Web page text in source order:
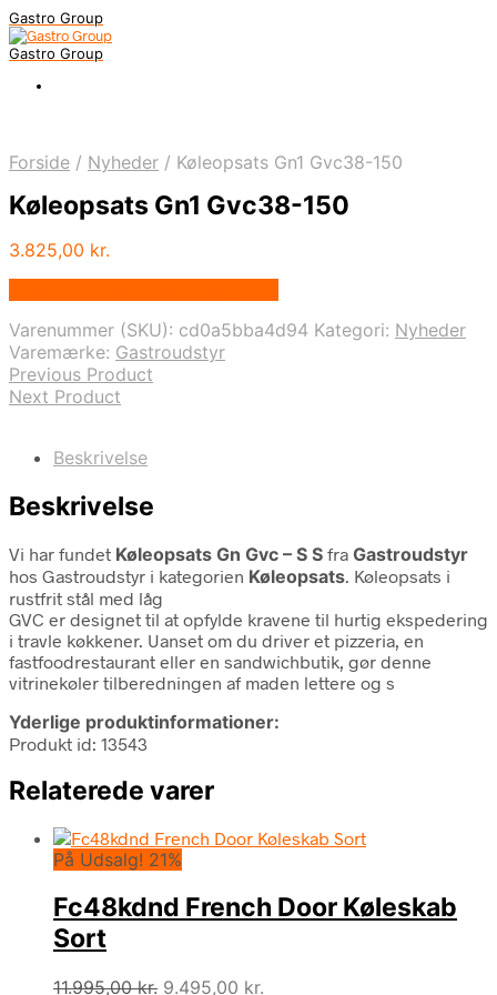
Gastro Group
Gastro Group
Forside / Nyheder / Køleopsats Gn1 Gvc38-150
Køleopsats Gn1 Gvc38-150
3.825,00 kr.
Varenummer (SKU): cd0a5bba4d94 Kategori: Nyheder
Varemærke: Gastroudstyr
Previous Product
Next Product
Beskrivelse
Beskrivelse
Vi har fundet Køleopsats Gn Gvc – S S fra Gastroudstyr
hos Gastroudstyr i kategorien Køleopsats. Køleopsats i
rustfrit stål med låg
GVC er designet til at opfylde kravene til hurtig ekspedering
i travle køkkener. Uanset om du driver et pizzeria, en
fastfoodrestaurant eller en sandwichbutik, gør denne
vitrinekøler tilberedningen af maden lettere og s
Yderlige produktinformationer:
Produkt id: 13543
Relaterede varer
På Udsalg! 21%
Fc48kdnd French Door Køleskab
Sort
11.995,00kr. Den
9.495,00 kr.